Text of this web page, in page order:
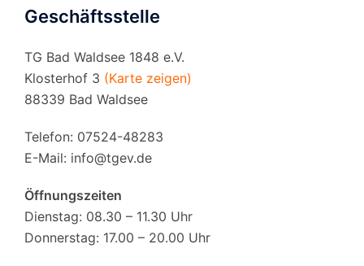
Geschäftsstelle
TG Bad Waldsee 1848 e.V.
Klosterhof 3 (Karte zeigen)
88339 Bad Waldsee
Telefon: 07524-48283
E-Mail: info@tgev.de
Öffnungszeiten
Dienstag: 08.30 – 11.30 Uhr
Donnerstag: 17.00 – 20.00 Uhr